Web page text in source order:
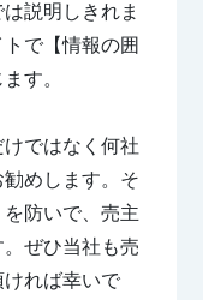
説明しきれま
で【情報の囲
す。
ではなく何社
めします。そ
防いで、売主
ぜひ当社も売
れば幸いで